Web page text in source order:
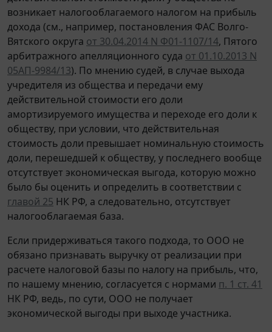
возникает налогооблагаемого налогом на прибыль
дохода (см., например, постановления ФАС Волго-
Вятского округа от 30.04.2014 N Ф01-1107/14, Пятого
арбитражного апелляционного суда от 01.10.2013 N
05АП-9984/13). По мнению судей, в случае выхода
учредителя из общества и передачи ему
действительной стоимости его доли
амортизируемого имущества и переходе его доли к
обществу, при условии, что действительная
стоимость доли превышает номинальную стоимость
доли, перешедшей к обществу, у последнего вообще
отсутствует экономическая выгода, которую можно
было бы оценить и определить в соответствии с
главой 25 НК РФ, а следовательно, отсутствует
налогооблагаемая база.
Если придерживаться такого подхода, то ООО не
обязано признавать выручку от реализации при
расчете налоговой базы по налогу на прибыль, что,
по нашему мнению, согласуется с нормами п. 1 ст. 41
НК РФ, ведь, по сути, ООО не получает
экономической выгоды при выходе участника.